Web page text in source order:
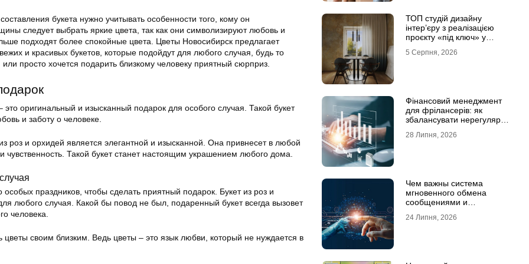
букета нужно учитывать особенности того, кому он
следует выбрать яркие цвета, так как они символизируют любовь и
подходят более спокойные цвета. Цветы Новосибирск предлагает
и красивых букетов, которые подойдут для любого случая, будь то
просто хочется подарить близкому человеку приятный сюрприз.
это оригинальный и изысканный подарок для особого случая. Такой букет
и заботу о человеке.
роз и орхидей является элегантной и изысканной. Она привнесет в любой
чувственность. Такой букет станет настоящим украшением любого дома.
особых праздников, чтобы сделать приятный подарок. Букет из роз и
любого случая. Какой бы повод не был, подаренный букет всегда вызовет
человека.
цветы своим близким. Ведь цветы – это язык любви, который не нуждается в
ТОП студій дизайну
інтер’єру з реалізацією
проєкту «під ключ» у
5 Серпня, 2026
Фінансовий менеджмент
для фрілансерів: як
збалансувати нерегулярні
28 Липня, 2026
Чем важны система
мгновенного обмена
сообщениями и
информации для бизнеса
24 Липня, 2026